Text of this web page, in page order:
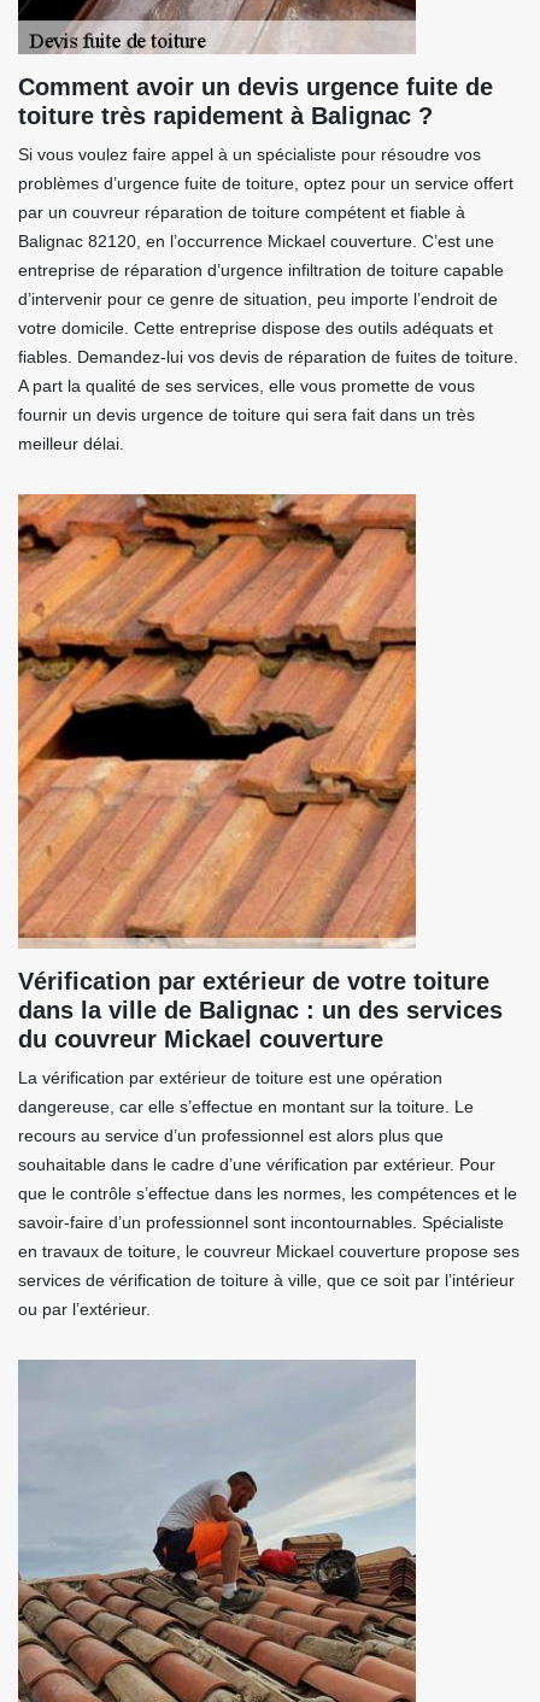
Comment avoir un devis urgence fuite de
toiture très rapidement à Balignac ?
Si vous voulez faire appel à un spécialiste pour résoudre vos
problèmes d’urgence fuite de toiture, optez pour un service offert
par un couvreur réparation de toiture compétent et fiable à
Balignac 82120, en l’occurrence Mickael couverture. C’est une
entreprise de réparation d’urgence infiltration de toiture capable
d’intervenir pour ce genre de situation, peu importe l’endroit de
votre domicile. Cette entreprise dispose des outils adéquats et
fiables. Demandez-lui vos devis de réparation de fuites de toiture.
A part la qualité de ses services, elle vous promette de vous
fournir un devis urgence de toiture qui sera fait dans un très
meilleur délai.
Vérification par extérieur de votre toiture
dans la ville de Balignac : un des services
du couvreur Mickael couverture
La vérification par extérieur de toiture est une opération
dangereuse, car elle s’effectue en montant sur la toiture. Le
recours au service d’un professionnel est alors plus que
souhaitable dans le cadre d’une vérification par extérieur. Pour
que le contrôle s’effectue dans les normes, les compétences et le
savoir-faire d’un professionnel sont incontournables. Spécialiste
en travaux de toiture, le couvreur Mickael couverture propose ses
services de vérification de toiture à ville, que ce soit par l’intérieur
ou par l’extérieur.